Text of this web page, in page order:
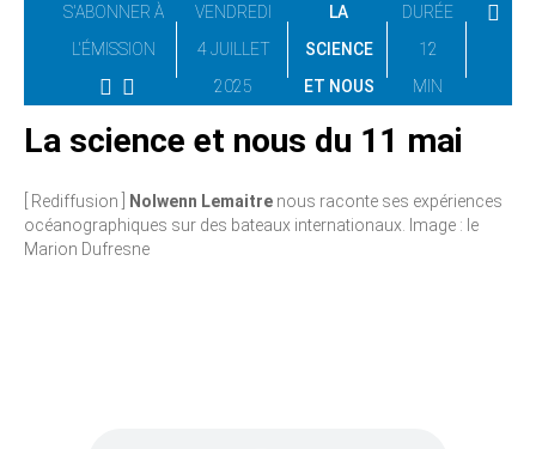
S'ABONNER À
L'ÉMISSION
VENDREDI
4 JUILLET
2025
LA
SCIENCE
ET NOUS
DURÉE
12
MIN
La science et nous du 11 mai
[ Rediffusion ] Nolwenn Lemaitre nous raconte ses expériences
océanographiques sur des bateaux internationaux. Image : le
Marion Dufresne